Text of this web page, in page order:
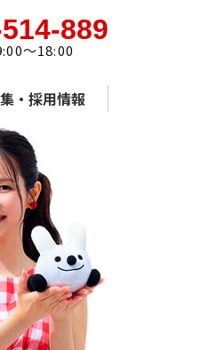
889
～18:00
・採用情報